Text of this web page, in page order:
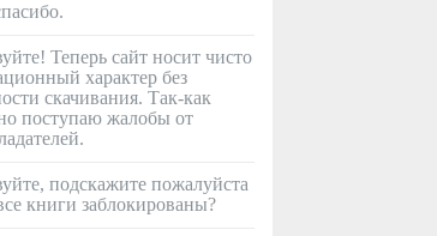
Теперь сайт носит чисто
характер без
скачивания. Так-как
поступаю жалобы от
подскажите пожалуйста
книги заблокированы?